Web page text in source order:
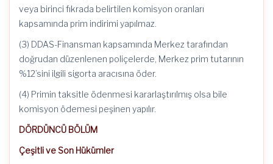
veya birinci fıkrada belirtilen komisyon oranları
kapsamında prim indirimi yapılmaz.
(3) DDAS-Finansman kapsamında Merkez tarafından
doğrudan düzenlenen poliçelerde, Merkez prim tutarının
%12’sini ilgili sigorta aracısına öder.
(4) Primin taksitle ödenmesi kararlaştırılmış olsa bile
komisyon ödemesi peşinen yapılır.
DÖRDÜNCÜ BÖLÜM
Çeşitli ve Son Hükümler